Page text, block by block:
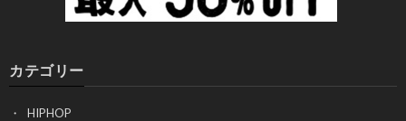
カテゴリー
HIPHOP